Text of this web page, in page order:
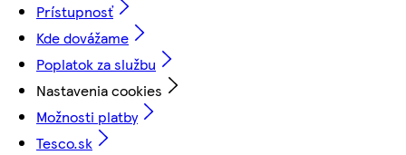
Prístupnosť
Kde dovážame
Poplatok za službu
Nastavenia cookies
Možnosti platby
Tesco.sk